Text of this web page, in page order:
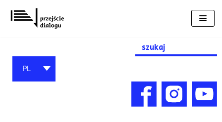
Przejdź
do
Search
for:
PL